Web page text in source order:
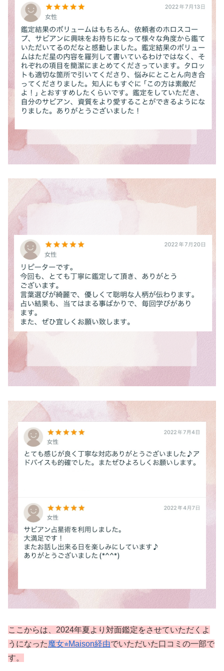
ここからは、 2024年夏より 対面鑑定をさせていただくよ
うになった魔女⭐︎Maison経由でいただいた口コミの一部で
す。